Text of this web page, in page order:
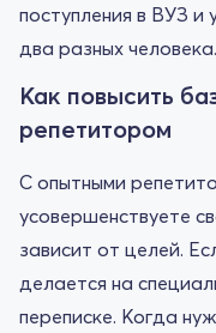
поступления в ВУЗ и
два разных человека.
Как повысить
репетитором
С опытными
усовершенствуете
зависит от целей.
делается на
переписке. Когда